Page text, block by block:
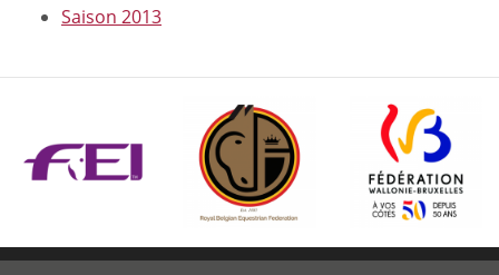
Saison 2013